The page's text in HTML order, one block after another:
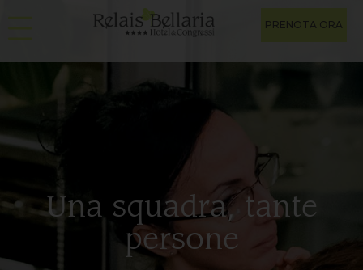
PRENOTA ORA
Una squadra, tante
persone